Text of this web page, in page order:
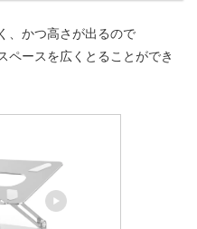
、かつ高さが出るので
ペースを広くとることができ